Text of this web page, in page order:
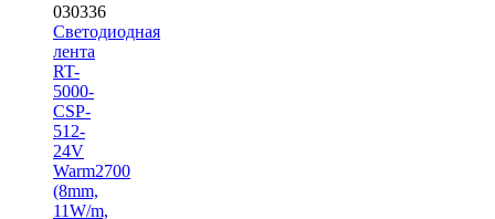
030336
Светодиодная
лента
RT-
5000-
CSP-
512-
24V
Warm2700
(8mm,
11W/m,